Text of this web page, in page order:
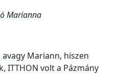
Marianna
Mariann, hiszen
ITTHON volt a Pázmány